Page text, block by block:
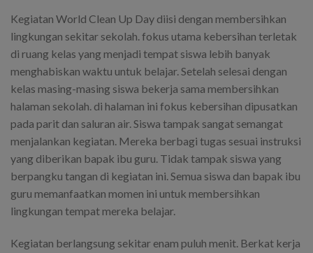
Kegiatan World Clean Up Day diisi dengan membersihkan
lingkungan sekitar sekolah. fokus utama kebersihan terletak
di ruang kelas yang menjadi tempat siswa lebih banyak
menghabiskan waktu untuk belajar. Setelah selesai dengan
kelas masing-masing siswa bekerja sama membersihkan
halaman sekolah. di halaman ini fokus kebersihan dipusatkan
pada parit dan saluran air. Siswa tampak sangat semangat
menjalankan kegiatan. Mereka berbagi tugas sesuai instruksi
yang diberikan bapak ibu guru. Tidak tampak siswa yang
berpangku tangan di kegiatan ini. Semua siswa dan bapak ibu
guru memanfaatkan momen ini untuk membersihkan
lingkungan tempat mereka belajar.
Kegiatan berlangsung sekitar enam puluh menit. Berkat kerja